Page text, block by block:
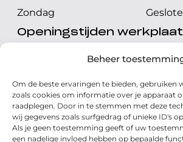
Beheer
Om de beste ervaringen te bieden, gebruiken
zoals cookies om informatie over je apparaat
raadplegen. Door in te stemmen met deze
wij gegevens zoals surfgedrag of unieke ID's
Als je geen toestemming geeft of uw
een nadelige invloed hebben op bepaalde
Zondag
Openingstijden
Maandag t/m vrijdag
08.00
Zondag
Volg ons